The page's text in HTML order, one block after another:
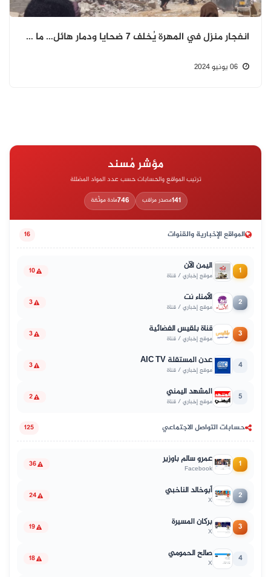
انفجار منزل في المهرة يُخلف 7 ضحايا ودمار هائل… ما هو السبب الحقيقي؟
مؤشر مُسند
ترتيب المواقع والحسابات حسب عدد المواد المضللة
141مصدر مراقب 746مادة موثّقة
المواقع الإخبارية والقنوات 16
1 اليمن الآن
موقع إخباري / قناة 10
2 الأمناء نت
موقع إخباري / قناة 3
3 قناة بلقيس الفضائية
موقع إخباري / قناة 3
4 عدن المستقلة AIC TV
موقع إخباري / قناة 3
5 المشهد اليمني
موقع إخباري / قناة 2
حسابات التواصل الاجتماعي 125
1 عمرو سالم باوزير
Facebook
36
2 أبوخالد الناخبي
X
24
3 بركان المسيرة
X
19
4 صالح الحمومي
X
18